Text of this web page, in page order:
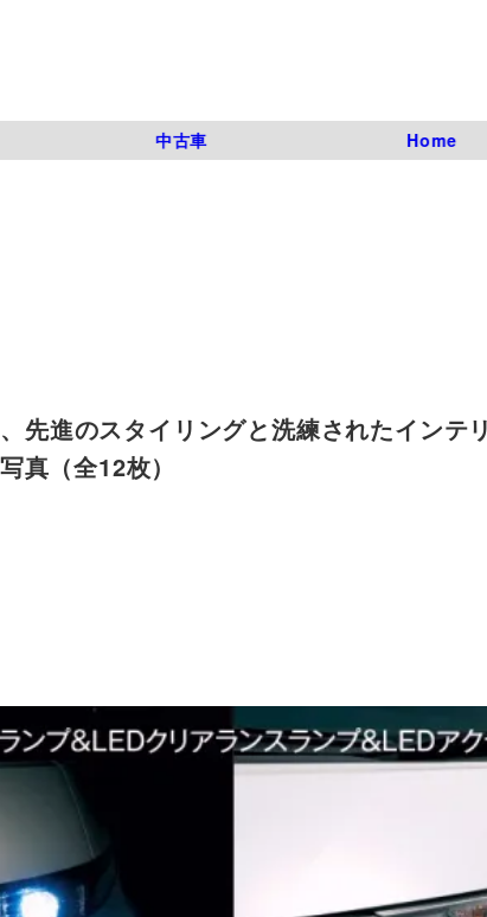
中古車 Home
先進のスタイリングと洗練されたインテ
真（全12枚）